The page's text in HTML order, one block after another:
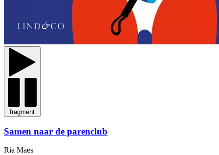
fragment
Samen naar de parenclub
Ria Maes